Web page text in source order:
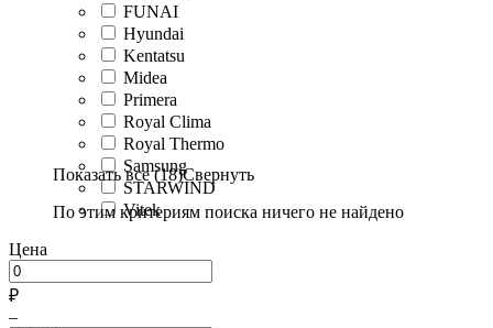
FUNAI
Hyundai
Kentatsu
Midea
Primera
Royal Clima
Royal Thermo
Samsung
STARWIND
Vitek
Показать все (18)Свернуть
По этим критериям поиска ничего не найдено
Цена
₽
–